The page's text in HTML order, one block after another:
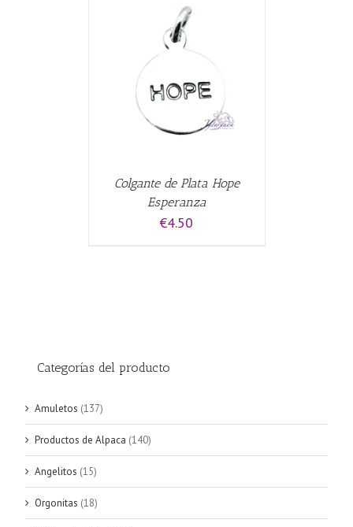
Colgante de Plata Hope
Esperanza
€4.50
Categorías del producto
Amuletos (137)
Productos de Alpaca (140)
Angelitos (15)
Orgonitas (18)